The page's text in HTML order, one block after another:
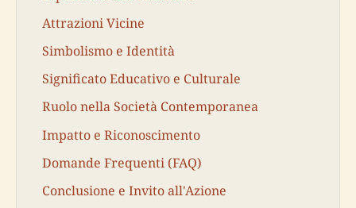
Attrazioni Vicine
Simbolismo e Identità
Significato Educativo e Culturale
Ruolo nella Società Contemporanea
Impatto e Riconoscimento
Domande Frequenti (FAQ)
Conclusione e Invito all'Azione